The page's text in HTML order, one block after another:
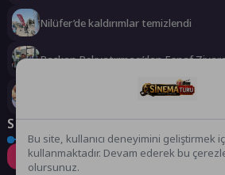
Nilüfer’de kaldırımlar temizlendi
Başkan Pekyatırmacı’dan Esnaf
Çocuklar boyadı, bir can dost yeni
Sosyal Medya
Instagram Facebook
Bu site, kullanıcı deneyimini geliştirmek
kullanmaktadır. Devam ederek bu
olursunuz.